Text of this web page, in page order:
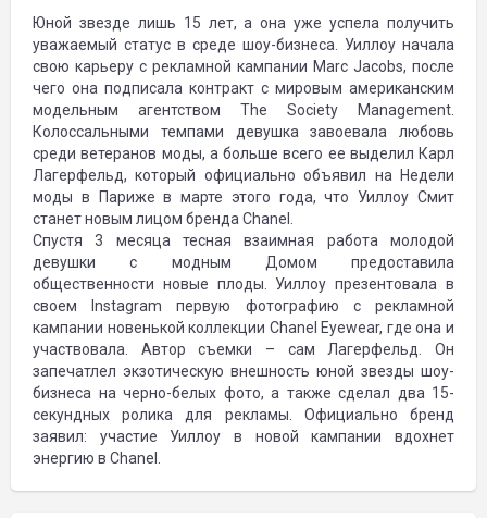
Юной звезде лишь 15 лет, а она уже успела получить
уважаемый статус в среде шоу-бизнеса. Уиллоу начала
свою карьеру с рекламной кампании Marc Jacobs, после
чего она подписала контракт с мировым американским
модельным агентством The Society Management.
Колоссальными темпами девушка завоевала любовь
среди ветеранов моды, а больше всего ее выделил Карл
Лагерфельд, который официально объявил на Недели
моды в Париже в марте этого года, что Уиллоу Смит
станет новым лицом бренда Chanel.
Спустя 3 месяца тесная взаимная работа молодой
девушки с модным Домом предоставила
общественности новые плоды. Уиллоу презентовала в
своем Instagram первую фотографию с рекламной
кампании новенькой коллекции Chanel Eyewear, где она и
участвовала. Автор съемки – сам Лагерфельд. Он
запечатлел экзотическую внешность юной звезды шоу-
бизнеса на черно-белых фото, а также сделал два 15-
секундных ролика для рекламы. Официально бренд
заявил: участие Уиллоу в новой кампании вдохнет
энергию в Chanel.